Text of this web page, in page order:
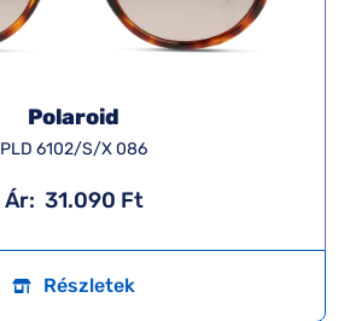
Polaroid
PLD 6102/S/X 086
Ár: 31.090 Ft
Részletek